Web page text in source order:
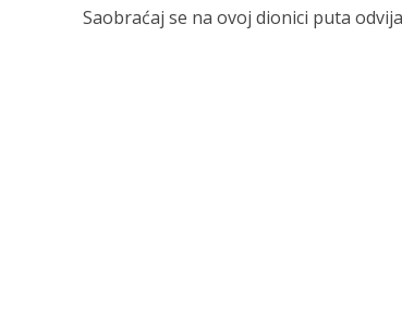
Saobraćaj se na ovoj dionici puta